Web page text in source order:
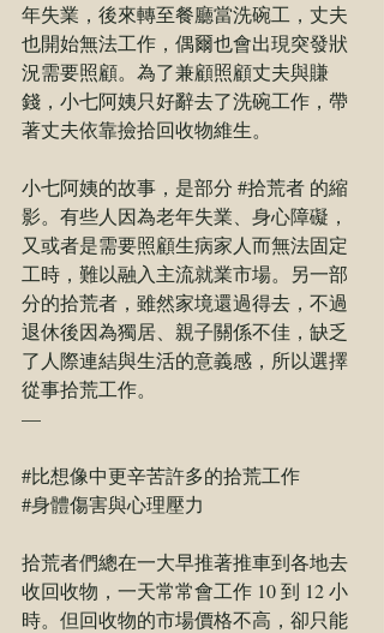
年失業，後來轉至餐廳當洗碗工，丈夫
也開始無法工作，偶爾也會出現突發狀
況需要照顧。為了兼顧照顧丈夫與賺
錢，小七阿姨只好辭去了洗碗工作，帶
著丈夫依靠撿拾回收物維生。
小七阿姨的故事，是部分 #拾荒者 的縮
影。有些人因為老年失業、身心障礙，
又或者是需要照顧生病家人而無法固定
工時，難以融入主流就業市場。另一部
分的拾荒者，雖然家境還過得去，不過
退休後因為獨居、親子關係不佳，缺乏
了人際連結與生活的意義感，所以選擇
從事拾荒工作。
—
#比想像中更辛苦許多的拾荒工作
#身體傷害與心理壓力
拾荒者們總在一大早推著推車到各地去
收回收物，一天常常會工作 10 到 12 小
時。但回收物的市場價格不高，卻只能